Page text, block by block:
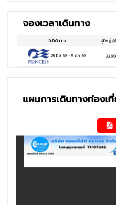
จองเวลาเดินทาง
วันที่เดินทาง ผู้ใหญ่(
28 มิ.ย. 69 -5 ก.ค. 69
แผนการเดินทางท่องเ